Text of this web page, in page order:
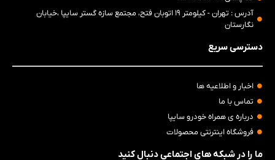
آدرس : تهران - کیلومتر ۱۹ اتوبان فتح، مجتمع سازه گستر سایپا ،خیابان
نگارستان
دسترسی سریع
اخبار و اطلاعیه ها
تماس با ما
درباره ی همراه خودرو سایپا
فروشگاه اینترنتی محصولات
ما را در شبکه های اجتماعی دنبال کنید